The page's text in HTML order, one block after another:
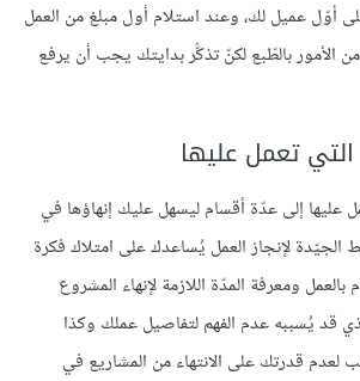
أوّل عميل لك، وعند استلام أول مبلغ من العمل
الأمور بالطّبع لكنّ تذكُّر بدايتك يجب أن يرفع
تعمل عليها
عليها إلى عدّة أقسام ليسهل عليك إنهاؤها في
الجيّدة لإنجاز العمل يُساعدك على امتلاك فكرة
ومعرفة المدّة اللازمة لإنهاء المشروع
قد يُسببه عدم الفهم لتفاصيل عملك وكذا
لعدم قدرتك على الانتهاء من المشاريع في